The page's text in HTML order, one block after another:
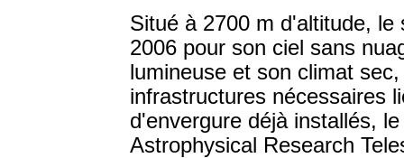
Situé à 2700 m d'altitude,
2006 pour son ciel sans
lumineuse et son climat
infrastructures nécessaires
d'envergure déjà installés,
Astrophysical Research